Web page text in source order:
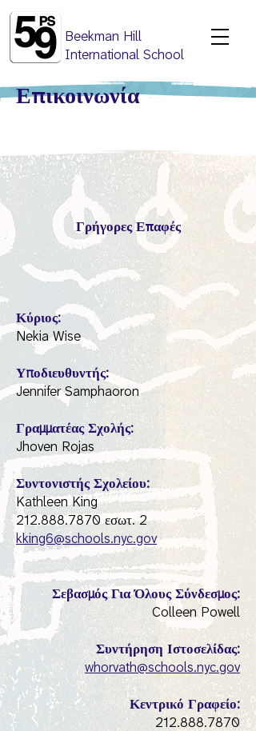
Beekman Hill
International School
Επικοινωνία
Γρήγορες Επαφές
Κύριος:
Nekia Wise
Υποδιευθυντής:
Jennifer Samphaoron
Γραμματέας Σχολής:
Jhoven Rojas
Συντονιστής Σχολείου:
Kathleen King
212.888.7870 εσωτ. 2
kking6@schools.nyc.gov
Σεβασμός Για Όλους Σύνδεσμος:
Colleen Powell
Συντήρηση Ιστοσελίδας:
whorvath@schools.nyc.gov
Κεντρικό Γραφείο:
212.888.7870